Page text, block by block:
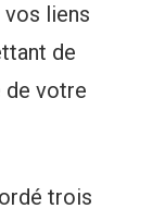
liens
de
de votre
trois